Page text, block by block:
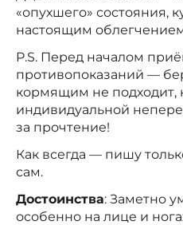
«опухшего» состояния,
настоящим
P.S. Перед началом
противопоказаний —
кормящим не подходит,
индивидуальной
за прочтение!
Как всегда — пишу
сам.
Достоинства: Заметно
особенно на лице и